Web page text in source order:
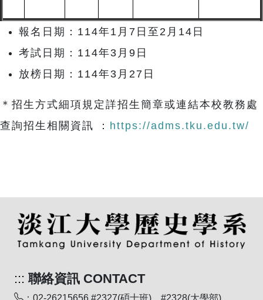
報名日期：114年1月7日至2月14日
考試日期：114年3月9日
放榜日期：114年3月27日
＊招生方式細項規定詳招生簡章或連結本校教務處
查詢招生相關資訊 ： https://adms.tku.edu.tw/
::: 聯絡資訊 CONTACT